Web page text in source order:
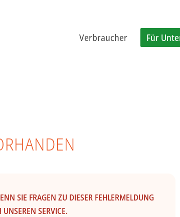
Verbraucher Für
SIE FRAGEN ZU DIESER FEHLERMELDUNG
SERVICE.